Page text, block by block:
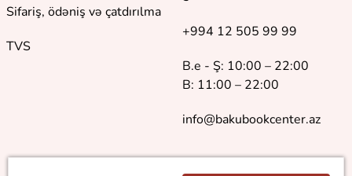
Sifariş, ödəniş və çatdırılma
TVS
+994 12 505 99 99
B.e - Ş: 10:00 – 22:00
B: 11:00 – 22:00
info@bakubookcenter.az